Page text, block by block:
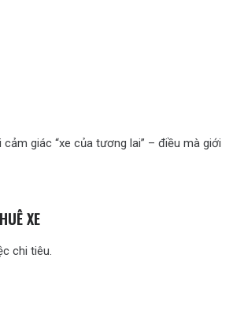
giác “xe của tương lai” – điều mà giới
XE
chi tiêu.